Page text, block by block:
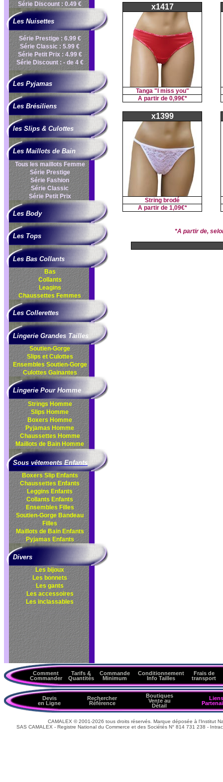
Série Discount : 0.49 €
Les Nuisettes
Série Prestige : 6.99 €
Série Classic : 5.99 €
Série Petit Prix : 4.99 €
Série Discount : - de 4 €
Les Pyjamas
Les Brésiliens
les Slips & Culottes
Les Maillots de Bain
Tous les maillots Femme
Série Prestige
Série Fashion
Série Classic
Série Petit Prix
Les Body
Les Tops
Les Bas Collants
Bas
Collants
Leagins
Chaussettes Femmes
Les Collerettes
Lingerie Grandes Tailles
Soutien-Gorge
Slips et Culottes
EnsemblesSoutien-Gorge
CulottesGainantes
Lingerie Pour Homme
Strings Homme
Slips Homme
Boxers Homme
Pyjamas Homme
Chaussettes Homme
Maillots de Bain Homme
Sous vêtements Enfants
Boxers Slip Enfants
Chaussettes Enfants
Leggins Enfants
Collants Enfants
Ensembles Filles
Soutien-Gorge Bandeau
Filles
Maillots de Bain Enfants
Pyjamas Enfants
Divers
Les bijoux
Les bonnets
Les gants
Les accessoires
Les inclassables
x1417
Tanga "I miss you"
A partir de 0,99€*
x1399
String brodé
A partir de 1,09€*
*A partir de,
Comment
Commander
Tarifs &
Quantités
Commande
Minimum
Conditionnement
Info Tailles
Frais de
transport
Devis
en Ligne
Rechercher
Référence
Boutiques
Vente au
Détail
Liens
CAMALEX © 2001-2026 tous droits réservés. Marque déposée à l'Institut
SAS CAMALEX - Registre National du Commerce et des Sociétés N° 814 731 238 -